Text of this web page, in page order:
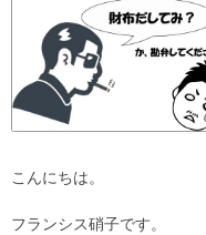
こんにちは。
フランシス硝子です。